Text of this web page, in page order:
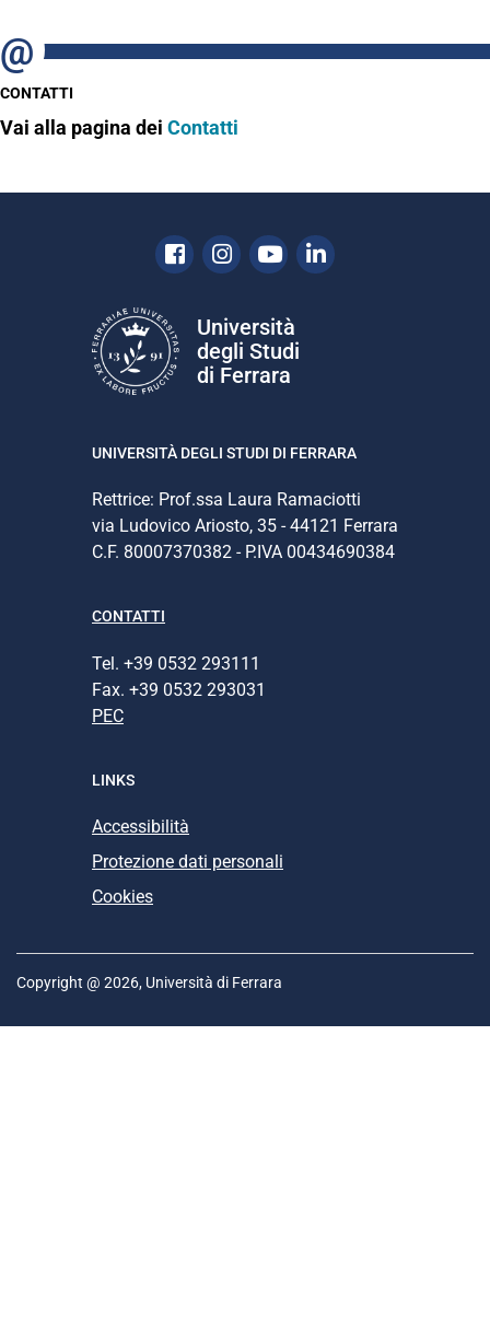
i
s
-
CONTATTI
Vai alla pagina dei Contatti
Facebook
Instagram
YoutubeLinkedin
Università
degli Studi
di Ferrara
UNIVERSITÀ DEGLI STUDI DI FERRARA
Rettrice: Prof.ssa Laura Ramaciotti
via Ludovico Ariosto, 35 - 44121 Ferrara
C.F. 80007370382 - P.IVA 00434690384
CONTATTI
Tel. +39 0532 293111
Fax. +39 0532 293031
PEC
LINKS
Accessibilità
Protezione dati personali
Cookies
Copyright @ 2026, Università di Ferrara